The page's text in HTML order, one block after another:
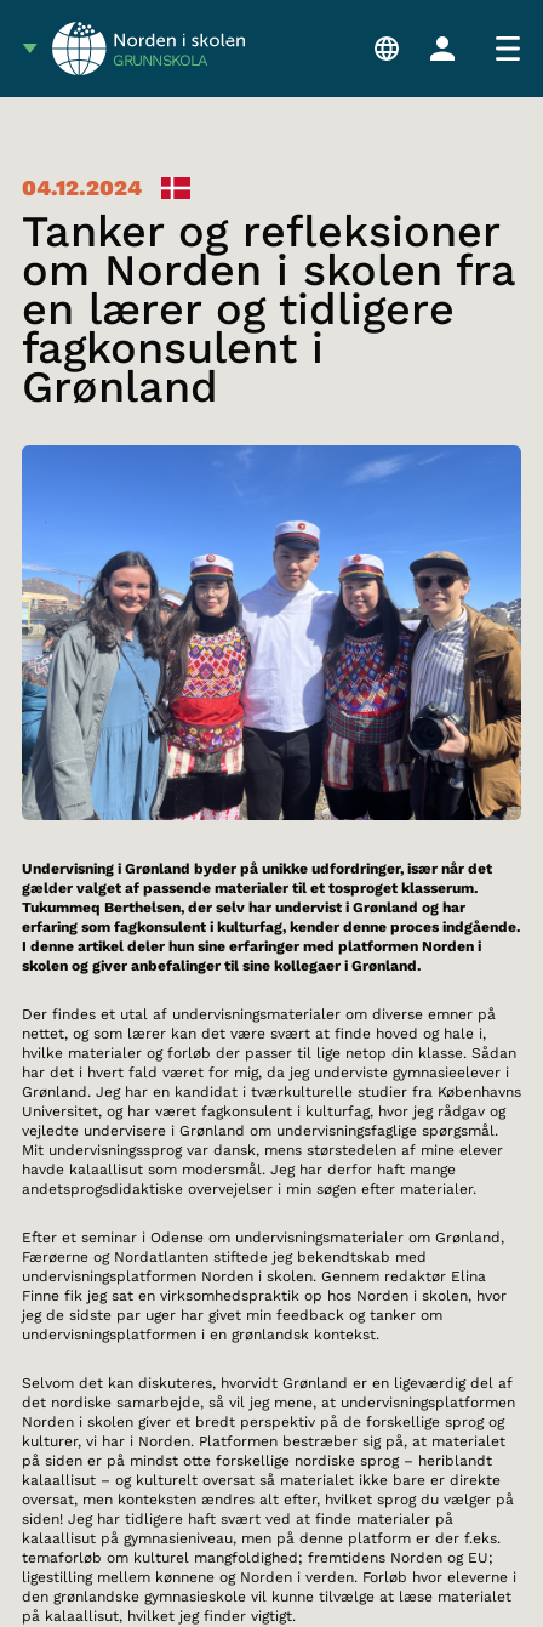
GRUNNSKOLA
04.12.2024
Tanker og refleksioner
om Norden i skolen fra
en lærer og tidligere
fagkonsulent i
Grønland
Undervisning i Grønland byder på unikke udfordringer, især når det
gælder valget af passende materialer til et tosproget klasserum.
Tukummeq Berthelsen, der selv har undervist i Grønland og har
erfaring som fagkonsulent i kulturfag, kender denne proces indgående.
I denne artikel deler hun sine erfaringer med platformen Norden i
skolen og giver anbefalinger til sine kollegaer i Grønland.
Der findes et utal af undervisningsmaterialer om diverse emner på
nettet, og som lærer kan det være svært at finde hoved og hale i,
hvilke materialer og forløb der passer til lige netop din klasse. Sådan
har det i hvert fald været for mig, da jeg underviste gymnasieelever i
Grønland. Jeg har en kandidat i tværkulturelle studier fra Københavns
Universitet, og har været fagkonsulent i kulturfag, hvor jeg rådgav og
vejledte undervisere i Grønland om undervisningsfaglige spørgsmål.
Mit undervisningssprog var dansk, mens størstedelen af mine elever
havde kalaallisut som modersmål. Jeg har derfor haft mange
andetsprogsdidaktiske overvejelser i min søgen efter materialer.
Efter et seminar i Odense om undervisningsmaterialer om Grønland,
Færøerne og Nordatlanten stiftede jeg bekendtskab med
undervisningsplatformen Norden i skolen. Gennem redaktør Elina
Finne fik jeg sat en virksomhedspraktik op hos Norden i skolen, hvor
jeg de sidste par uger har givet min feedback og tanker om
undervisningsplatformen i en grønlandsk kontekst.
Selvom det kan diskuteres, hvorvidt Grønland er en ligeværdig del af
det nordiske samarbejde, så vil jeg mene, at undervisningsplatformen
Norden i skolen giver et bredt perspektiv på de forskellige sprog og
kulturer, vi har i Norden. Platformen bestræber sig på, at materialet
på siden er på mindst otte forskellige nordiske sprog – heriblandt
kalaallisut – og kulturelt oversat så materialet ikke bare er direkte
oversat, men konteksten ændres alt efter, hvilket sprog du vælger på
siden! Jeg har tidligere haft svært ved at finde materialer på
kalaallisut på gymnasieniveau, men på denne platform er der f.eks.
temaforløb om kulturel mangfoldighed; fremtidens Norden og EU;
ligestilling mellem kønnene og Norden i verden. Forløb hvor eleverne i
den grønlandske gymnasieskole vil kunne tilvælge at læse materialet
på kalaallisut, hvilket jeg finder vigtigt.